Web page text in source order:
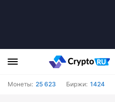
Монеты: 25 623 Биржи: 1424